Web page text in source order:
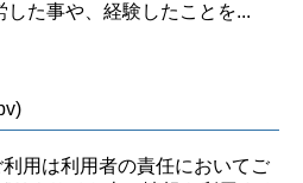
た事や、経験したことを...
利用は利用者の責任においてご